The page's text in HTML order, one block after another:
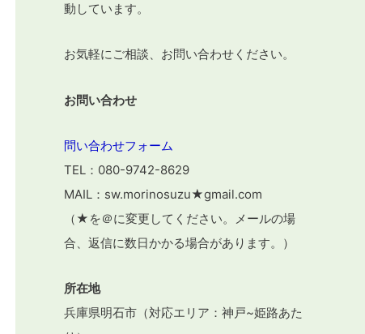
動しています。
お気軽にご相談、お問い合わせください。
お問い合わせ
問い合わせフォーム
TEL：080-9742-8629
MAIL：sw.morinosuzu★gmail.com
（★を＠に変更してください。メールの場
合、返信に数日かかる場合があります。）
所在地
兵庫県明石市（対応エリア：神戸~姫路あた